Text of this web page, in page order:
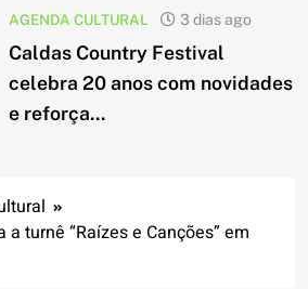
AGENDA CULTURAL 3 dias ago
Caldas Country Festival
celebra 20 anos com novidades
e reforça...
a turnê “Raízes e Canções” em